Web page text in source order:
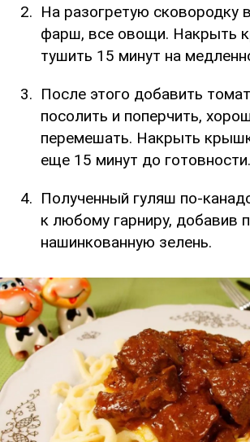
На разогретую сковородку
фарш, все овощи. Накрыть
тушить 15 минут на
После этого добавить
посолить и поперчить,
перемешать. Накрыть
еще 15 минут до готовности.
Полученный гуляш по-
к любому гарниру, добавив
нашинкованную зелень.